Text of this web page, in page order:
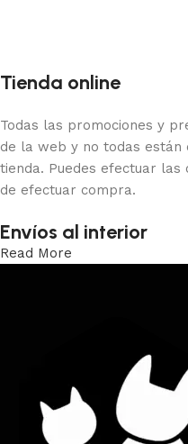
Tienda online
Todas las promociones y
de la web y no todas
tienda. Puedes efectuar las
de efectuar compra.
Envíos al interior
Read More